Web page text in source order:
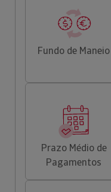
Fundo de Maneio
Prazo Médio de
Pagamentos